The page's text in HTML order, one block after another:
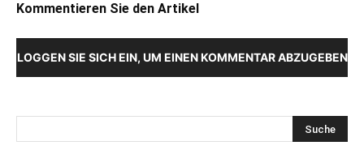
Kommentieren Sie den Artikel
LOGGEN SIE SICH EIN, UM EINEN KOMMENTAR ABZUGEBEN